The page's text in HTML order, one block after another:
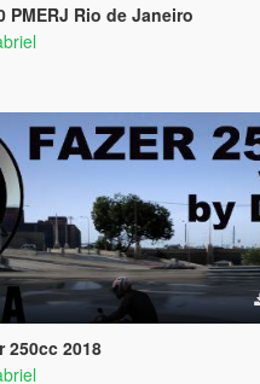
PMERJ Rio de Janeiro
250cc 2018